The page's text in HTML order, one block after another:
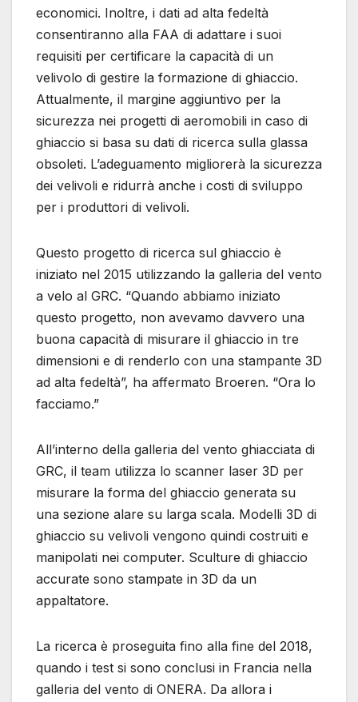
economici. Inoltre, i dati ad alta fedeltà
consentiranno alla FAA di adattare i suoi
requisiti per certificare la capacità di un
velivolo di gestire la formazione di ghiaccio.
Attualmente, il margine aggiuntivo per la
sicurezza nei progetti di aeromobili in caso di
ghiaccio si basa su dati di ricerca sulla glassa
obsoleti. L’adeguamento migliorerà la sicurezza
dei velivoli e ridurrà anche i costi di sviluppo
per i produttori di velivoli.
Questo progetto di ricerca sul ghiaccio è
iniziato nel 2015 utilizzando la galleria del vento
a velo al GRC. “Quando abbiamo iniziato
questo progetto, non avevamo davvero una
buona capacità di misurare il ghiaccio in tre
dimensioni e di renderlo con una stampante 3D
ad alta fedeltà”, ha affermato Broeren. “Ora lo
facciamo.”
All’interno della galleria del vento ghiacciata di
GRC, il team utilizza lo scanner laser 3D per
misurare la forma del ghiaccio generata su
una sezione alare su larga scala. Modelli 3D di
ghiaccio su velivoli vengono quindi costruiti e
manipolati nei computer. Sculture di ghiaccio
accurate sono stampate in 3D da un
appaltatore.
La ricerca è proseguita fino alla fine del 2018,
quando i test si sono conclusi in Francia nella
galleria del vento di ONERA. Da allora i